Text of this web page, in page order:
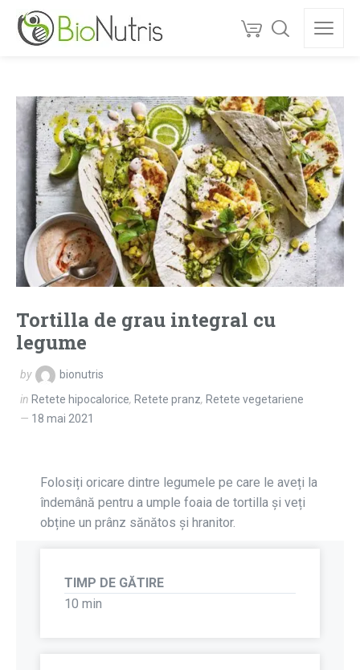
Tortilla de grau integral cu
legume
by
bionutris
in Retete hipocalorice, Retete pranz, Retete vegetariene
18 mai 2021
Folosiți oricare dintre legumele pe care le aveți la
îndemână pentru a umple foaia de tortilla și veți
obține un prânz sănătos și hranitor.
TIMP DE GĂTIRE
10 min